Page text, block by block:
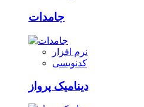
جامدات
نرم افزار
کدنویسی
دینامیک پرواز